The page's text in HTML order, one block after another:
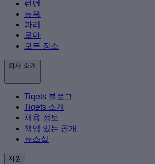
런던
뉴욕
파리
로마
모든 장소
회사 소개
Tiqets 블로그
Tiqets 소개
채용 정보
책임 있는 공개
뉴스실
지원